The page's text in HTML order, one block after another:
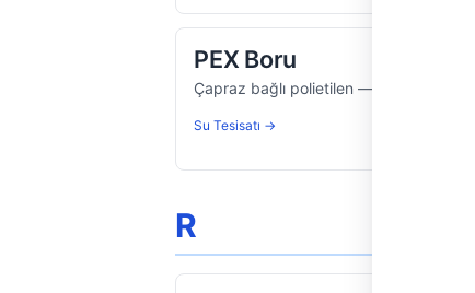
PEX Boru
Çapraz bağlı polietilen — esnek,
Su Tesisatı →
R